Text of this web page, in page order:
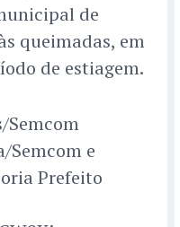
de
queimadas, em
de estiagem.
Semcom
Semcom e
Prefeito